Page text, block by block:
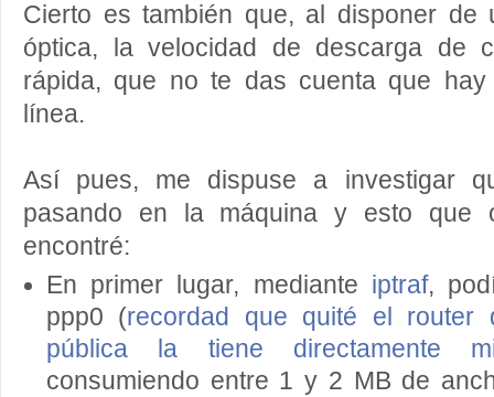
Cierto es también que, al disponer de
óptica, la velocidad de descarga de
rápida, que no te das cuenta que hay
línea.
Así pues, me dispuse a investigar
pasando en la máquina y esto que
encontré:
En primer lugar, mediante iptraf,
ppp0 (recordad que quité el router
pública la tiene directamente
consumiendo entre 1 y 2 MB de